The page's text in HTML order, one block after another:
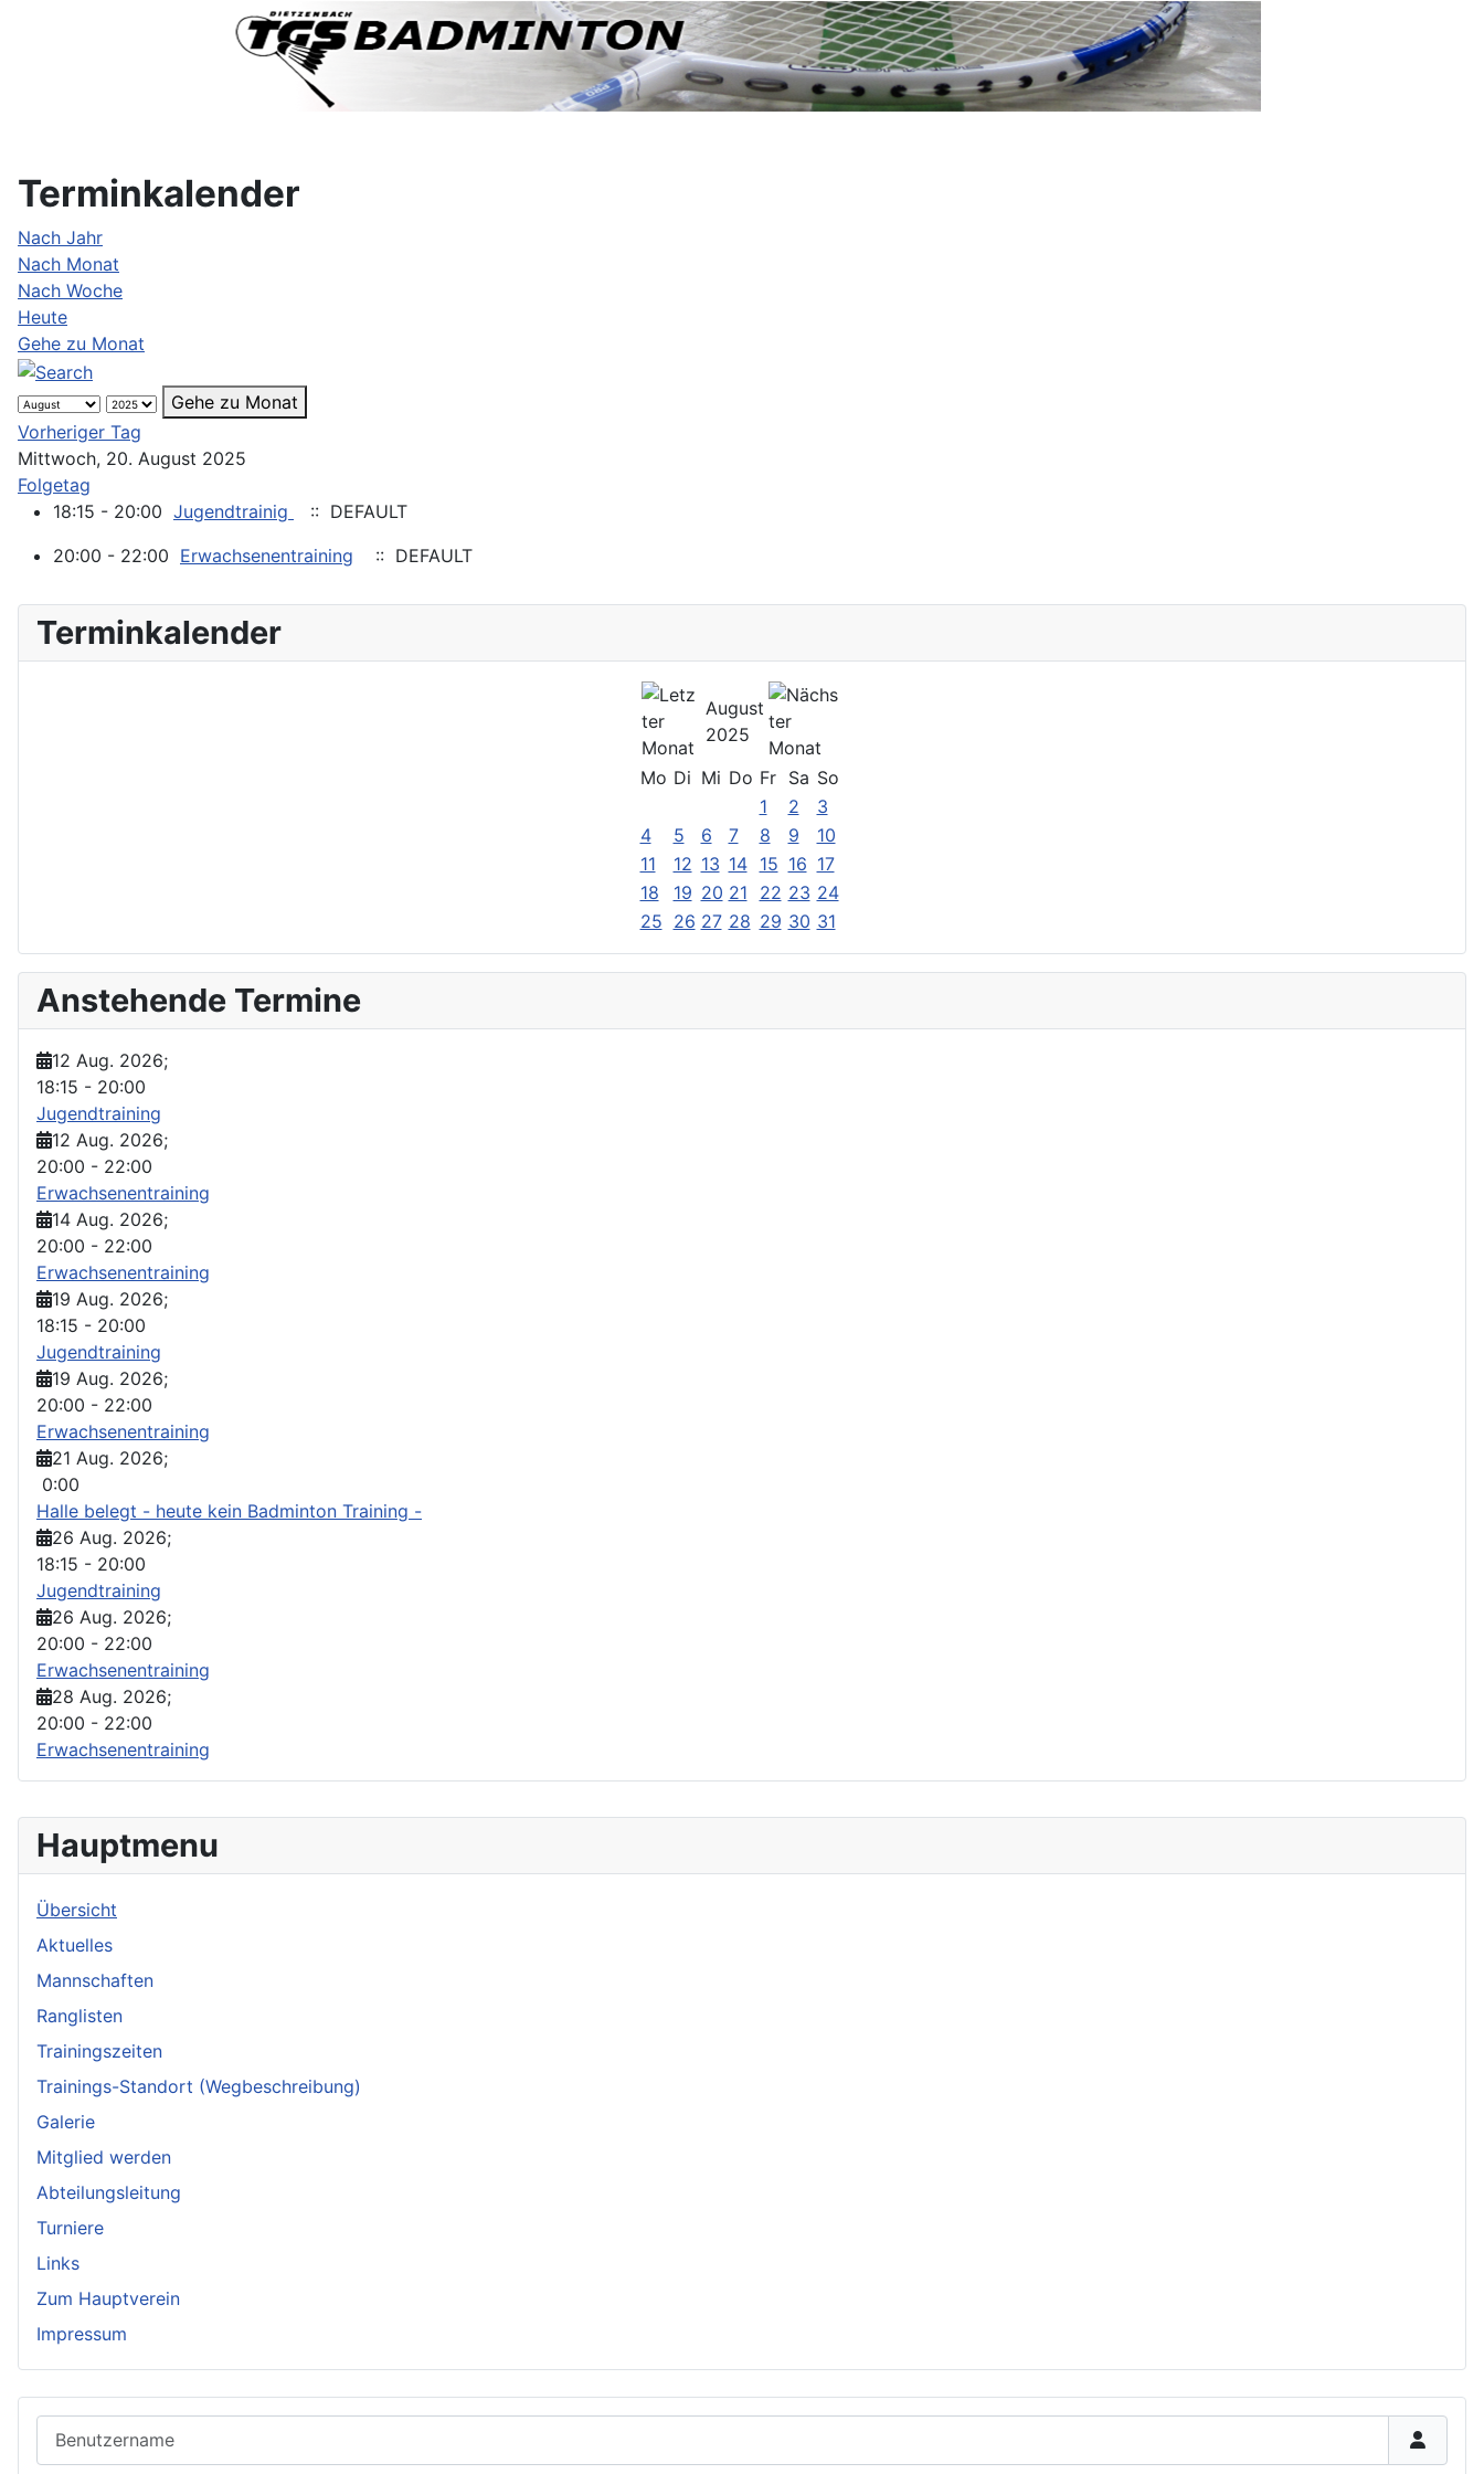
Hauptmenu
Übersicht
Aktuelles
Mannschaften
Ranglisten
Trainingszeiten
Trainings-Standort (Wegbeschreibung)
Galerie
Mitglied werden
Abteilungsleitung
Turniere
Links
Zum Hauptverein
Impressum
Terminkalender
Nach Jahr
Nach Monat
Nach Woche
Heute
Gehe zu Monat
Gehe zu Monat
Vorheriger Tag
Mittwoch, 20. August 2025
Folgetag
18:15 - 20:00 Jugendtrainig
:: DEFAULT
20:00 - 22:00 Erwachsenentraining :: DEFAULT
Terminkalender
August
2025
Mo Di Mi Do Fr Sa So
1
2
3
4
5 6 7 8 9
10
11
12 13 14 15 16 17
18
19 20 21 22 23 24
25 26 27 28 29 30 31
Anstehende Termine
12 Aug. 2026;
18:15 - 20:00
Jugendtraining
12 Aug. 2026;
20:00 - 22:00
Erwachsenentraining
14 Aug. 2026;
20:00 - 22:00
Erwachsenentraining
19 Aug. 2026;
18:15 - 20:00
Jugendtraining
19 Aug. 2026;
20:00 - 22:00
Erwachsenentraining
21 Aug. 2026;
0:00
Halle belegt - heute kein Badminton Training -
26 Aug. 2026;
18:15 - 20:00
Jugendtraining
26 Aug. 2026;
20:00 - 22:00
Erwachsenentraining
28 Aug. 2026;
20:00 - 22:00
Erwachsenentraining